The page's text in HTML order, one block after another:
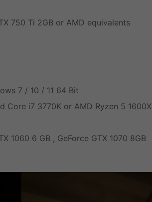
750 Ti 2GB or AMD equivalents
7 / 10 / 11 64 Bit
Core i7 3770K or AMD Ryzen 5 1600X
1060 6 GB , GeForce GTX 1070 8GB